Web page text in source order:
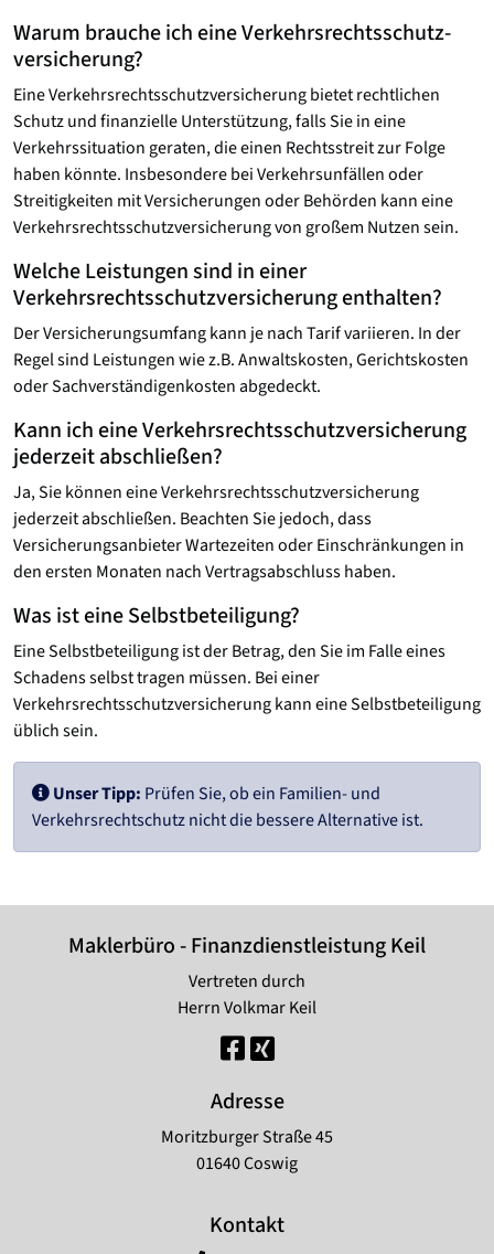
Warum brauche ich eine Verkehrsrechtsschutz­
versicherung?
Eine Verkehrsrechtsschutz­versicherung bietet rechtlichen
Schutz und finanzielle Unterstützung, falls Sie in eine
Verkehrssituation geraten, die einen Rechtsstreit zur Folge
haben könnte. Insbesondere bei Verkehrsunfällen oder
Streitigkeiten mit Versicherungen oder Behörden kann eine
Verkehrsrechtsschutzversicherung von großem Nutzen sein.
Welche Leistungen sind in einer
Verkehrsrechtsschutz­versicherung enthalten?
Der Versicherungsumfang kann je nach Tarif variieren. In der
Regel sind Leistungen wie z.B. Anwaltskosten, Gerichtskosten
oder Sachverständigenkosten abgedeckt.
Kann ich eine Verkehrsrechtsschutz­versicherung
jederzeit abschließen?
Ja, Sie können eine Verkehrsrechtsschutz­versicherung
jederzeit abschließen. Beachten Sie jedoch, dass
Versicherungsanbieter Wartezeiten oder Einschränkungen in
den ersten Monaten nach Vertragsabschluss haben.
Was ist eine Selbstbeteiligung?
Eine Selbstbeteiligung ist der Betrag, den Sie im Falle eines
Schadens selbst tragen müssen. Bei einer
Verkehrsrechtsschutzversicherung kann eine Selbstbeteiligung
üblich sein.
Unser Tipp: Prüfen Sie, ob ein Familien- und
Verkehrsrechtschutz nicht die bessere Alternative ist.
Maklerbüro - Finanzdienstleistung Keil
Vertreten durch
Herrn Volkmar Keil
Adresse
Moritzburger Straße 45
01640 Coswig
Kontakt